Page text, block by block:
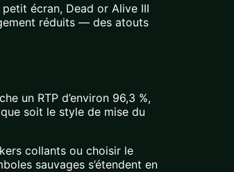
écran, Dead or Alive III
réduits — des atouts
un RTP d’environ 96,3 %,
soit le style de mise du
collants ou choisir le
sauvages s’étendent en